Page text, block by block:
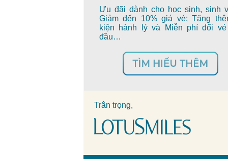
Ưu đãi dành cho học sinh, sinh
Giảm đến 10% giá vé; Tặng
kiện hành lý và Miễn phí đổi
đầu…
Trân trọng,